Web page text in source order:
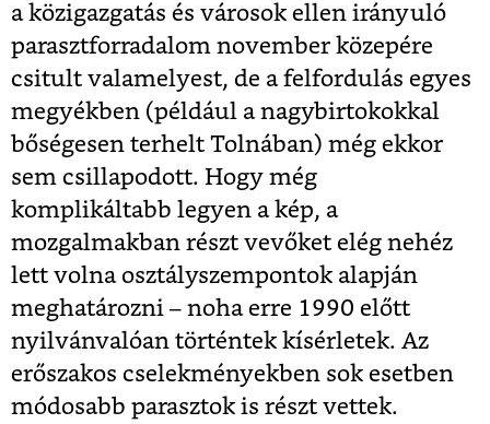
a közigazgatás és városok ellen irányuló
parasztforradalom november közepére
csitult valamelyest, de a felfordulás egyes
megyékben (például a nagybirtokokkal
bőségesen terhelt Tolnában) még ekkor
sem csillapodott. Hogy még
komplikáltabb legyen a kép, a
mozgalmakban részt vevőket elég nehéz
lett volna osztályszempontok alapján
meghatározni – noha erre 1990 előtt
nyilvánvalóan történtek kísérletek. Az
erőszakos cselekményekben sok esetben
módosabb parasztok is részt vettek.